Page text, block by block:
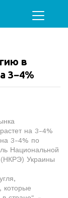
в
3−4%
на 3-4%
3-4% по
Национальной
(НКРЭ) Украины
которые